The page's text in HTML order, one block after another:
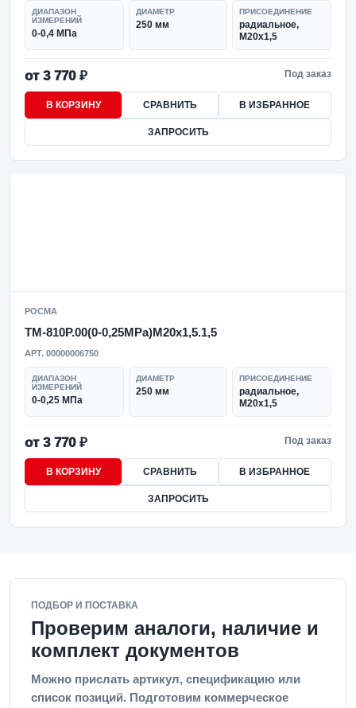
ДИАПАЗОН
ИЗМЕРЕНИЙ
0-0,4 МПа
ДИАМЕТР
250 мм
ПРИСОЕДИНЕНИЕ
радиальное,
M20x1,5
от 3 770 ₽ Под заказ
В КОРЗИНУ СРАВНИТЬ В ИЗБРАННОЕ
ЗАПРОСИТЬ
РОСМА
ТМ-810Р.00(0-0,25MPa)M20x1,5.1,5
АРТ. 00000006750
ДИАПАЗОН
ИЗМЕРЕНИЙ
0-0,25 МПа
ДИАМЕТР
250 мм
ПРИСОЕДИНЕНИЕ
радиальное,
M20x1,5
от 3 770 ₽ Под заказ
В КОРЗИНУ СРАВНИТЬ В ИЗБРАННОЕ
ЗАПРОСИТЬ
ПОДБОР И ПОСТАВКА
Проверим аналоги, наличие и
комплект документов
Можно прислать артикул, спецификацию или
список позиций. Подготовим коммерческое